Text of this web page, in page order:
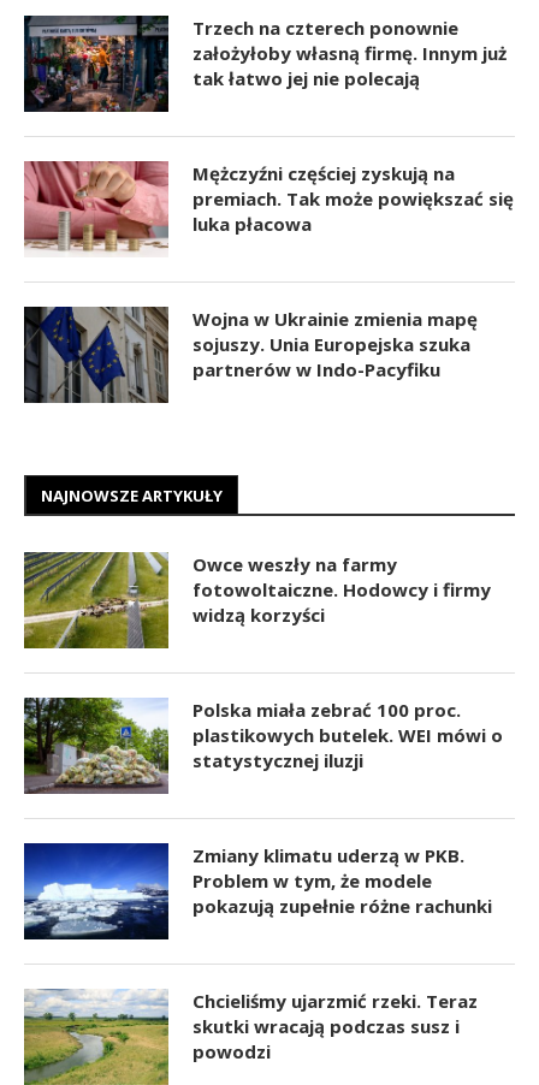
Trzech na czterech ponownie
założyłoby własną firmę. Innym już
tak łatwo jej nie polecają
Mężczyźni częściej zyskują na
premiach. Tak może powiększać się
luka płacowa
Wojna w Ukrainie zmienia mapę
sojuszy. Unia Europejska szuka
partnerów w Indo-Pacyfiku
NAJNOWSZE ARTYKUŁY
Owce weszły na farmy
fotowoltaiczne. Hodowcy i firmy
widzą korzyści
Polska miała zebrać 100 proc.
plastikowych butelek. WEI mówi o
statystycznej iluzji
Zmiany klimatu uderzą w PKB.
Problem w tym, że modele
pokazują zupełnie różne rachunki
Chcieliśmy ujarzmić rzeki. Teraz
skutki wracają podczas susz i
powodzi